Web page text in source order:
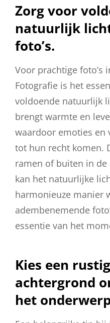
Zorg voor
natuurlijk
foto’s.
Voor prachtige foto’s
Fotografie is het
voldoende natuurlijk
brengt warmte en
waardoor emoties en
tot hun recht komen.
ramen of buiten in
kan het natuurlijke
harmonieuze manier
adembenemende
essentie van het
Kies een
achtergrond
het